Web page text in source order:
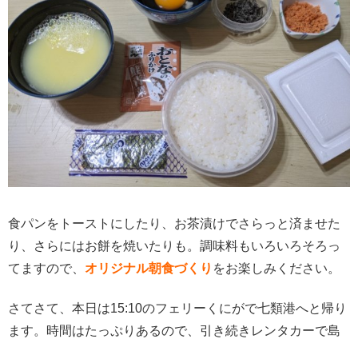
食パンをトーストにしたり、お茶漬けでさらっと済ませた
り、さらにはお餅を焼いたりも。調味料もいろいろそろっ
てますので、 オリジナル朝食づくり をお楽しみください。
さてさて、本日は15:10のフェリーくにがで七類港へと帰り
ます。時間はたっぷりあるので、引き続きレンタカーで島